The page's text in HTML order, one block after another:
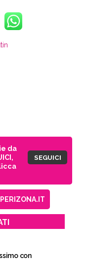
da
SEGUICI
con